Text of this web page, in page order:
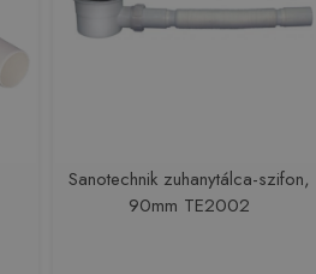
Sanotechnik zuhanytálca-szifon,
90mm TE2002